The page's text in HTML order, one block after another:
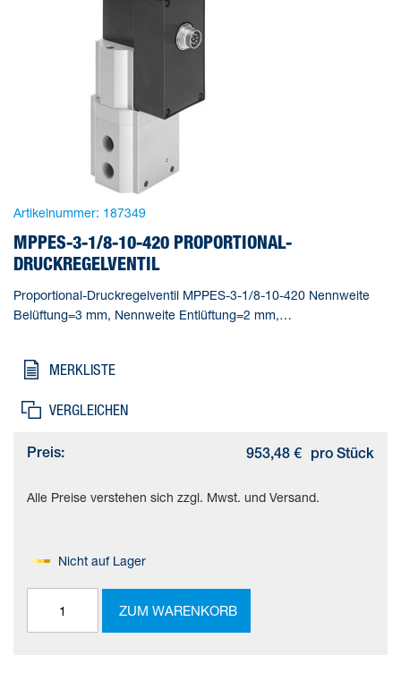
Artikelnummer: 187349
MPPES-3-1/8-10-420 PROPORTIONAL-
DRUCKREGELVENTIL
Proportional-Druckregelventil MPPES-3-1/8-10-420 Nennweite
Belüftung=3 mm, Nennweite Entlüftung=2 mm,
MERKLISTE
VERGLEICHEN
Preis: 953,48 € pro Stück
Alle Preise verstehen sich zzgl. Mwst. und Versand.
Nicht auf Lager
ZUM WARENKORB